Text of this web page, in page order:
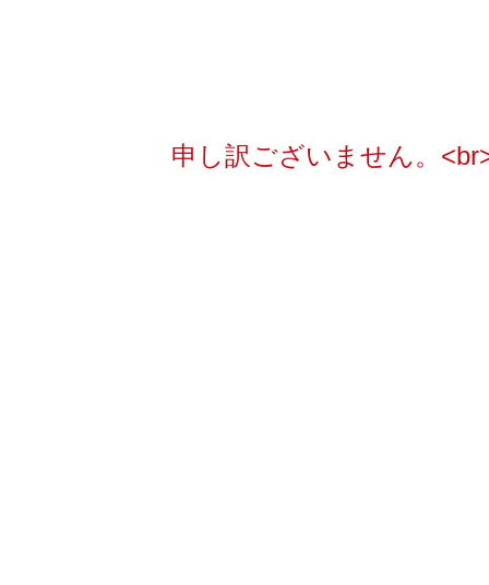
申し訳ございません。